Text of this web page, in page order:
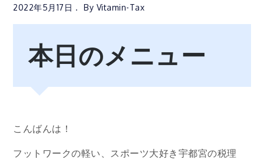
2022年5月17日 By Vitamin-Tax
本日のメニュー
こんばんは！
フットワークの軽い、スポーツ大好き宇都宮の税理